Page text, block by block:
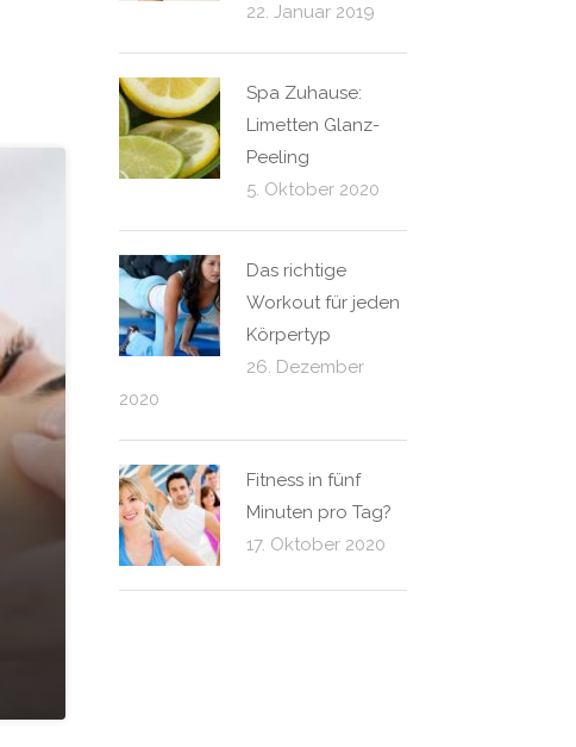
22. Januar 2019
Spa Zuhause:
Limetten Glanz-
Peeling
5. Oktober 2020
Das richtige
Workout für jeden
Körpertyp
26. Dezember
2020
Fitness in fünf
Minuten pro Tag?
17. Oktober 2020